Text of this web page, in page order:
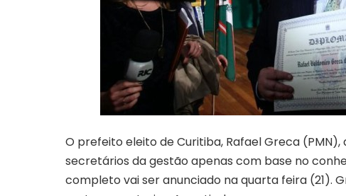
O prefeito eleito de Curitiba, Rafael Greca
secretários da gestão apenas com base no
completo vai ser anunciado na quarta feira (21).